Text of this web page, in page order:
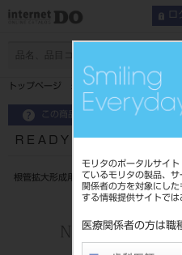
モリタのポータルサイ
ているモリタの製品、
関係者の方を対象にし
する情報提供サイトでは
医療関係者の方は職
ロ
トップページ ＲＥＡＤＹＳＴＥＥＬ
この商品に関するお問い合わせ
ＲＥＡＤＹＳＴＥＥＬセンシア
根管拡大形成用ファイル